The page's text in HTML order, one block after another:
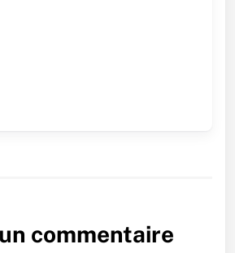
commentaire